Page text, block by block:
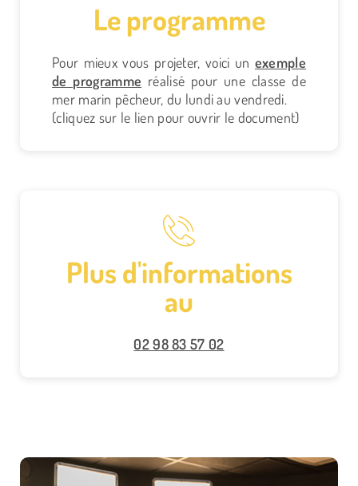
Le programme
Pour mieux vous projeter, voici un exemple
de programme réalisé pour une classe de
mer marin pêcheur, du lundi au vendredi.
(cliquez sur le lien pour ouvrir le document)
Plus d'informations
au
02 98 83 57 02